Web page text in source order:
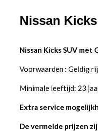
Nissan
Nissan Kicks SUV met
Voorwaarden : Geldig
Minimale leeftijd: 23
Extra service
De vermelde prijzen